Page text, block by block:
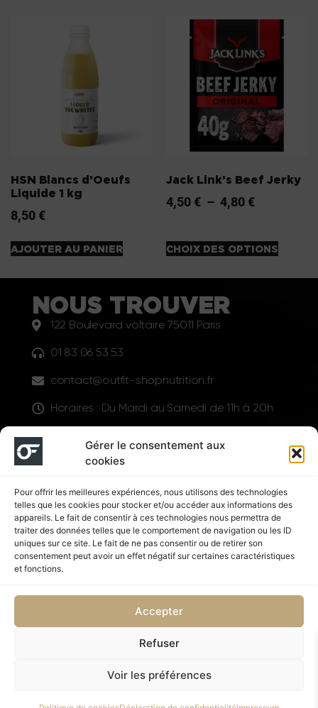
Gérer le consentement aux
cookies
Pour offrir les meilleures expériences, nous utilisons des technologies
telles que les cookies pour stocker et/ou accéder aux informations des
appareils. Le fait de consentir à ces technologies nous permettra de
traiter des données telles que le comportement de navigation ou les ID
uniques sur ce site. Le fait de ne pas consentir ou de retirer son
consentement peut avoir un effet négatif sur certaines caractéristiques
et fonctions.
Accepter
Refuser
Voir les préférences
HSN Blancs d’Oeufs
Liquide 1 kg
8,50 €
AJOUTER AU PANIER
Jack Link’s Beef Jerky
4,50 € – 4,80 €
CHOIX DES OPTIONS
NOUS TROUVER
122 Boulevard voltaire 75011 Paris
01 83 06 53 53
contact@outfit-shopnutrition.fr
Horaires : Du Mardi au Samedi de 11h à 20h
LIENS UTILES
Suivez nous